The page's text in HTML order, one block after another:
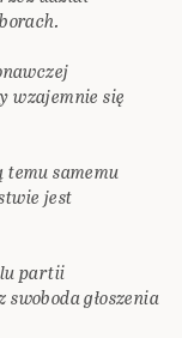
wzajemnie się
samemu
jest
partii
głoszenia